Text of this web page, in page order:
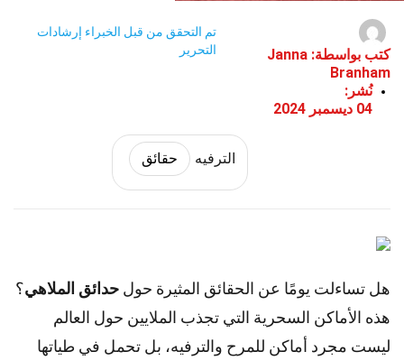
كتب بواسطة: Janna
Branham
نُشر:
04 ديسمبر 2024
تم التحقق من قبل الخبراء إرشادات
التحرير
الترفيه حقائق
هل تساءلت يومًا عن الحقائق المثيرة حول حدائق الملاهي؟
هذه الأماكن السحرية التي تجذب الملايين حول العالم
ليست مجرد أماكن للمرح والترفيه، بل تحمل في طياتها